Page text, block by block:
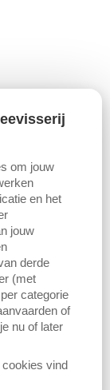
Download data
om jouw
en het
jouw
derde
(met
categorie
of
nu of later
vind